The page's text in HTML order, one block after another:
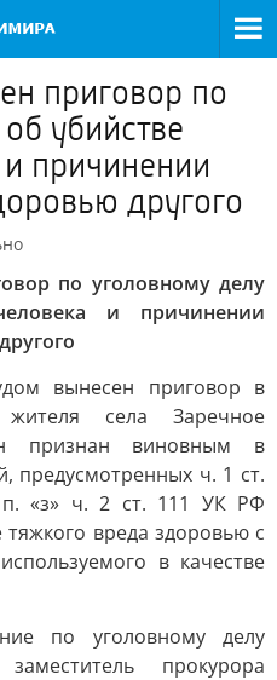
приговор по
убийстве
причинении
другого
по уголовному делу
и причинении
вынесен приговор в
жителя села Заречное
признан виновным в
предусмотренных ч. 1 ст.
«з» ч. 2 ст. 111 УК РФ
вреда здоровью с
в качестве
по уголовному делу
прокурора